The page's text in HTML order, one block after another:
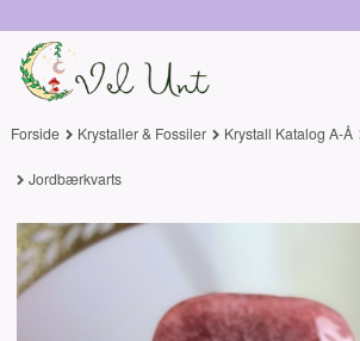
til
innholdet
Forside Krystaller & Fossiler Krystall Katalog A-Å
Jordbærkvarts